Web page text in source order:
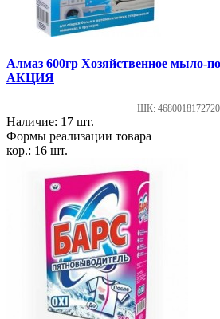
Алмаз 600гр Хозяйственное мыло-
АКЦИЯ
ШК: 4680018172720
Наличие: 17 шт.
Формы реализации товара
кор.: 16 шт.